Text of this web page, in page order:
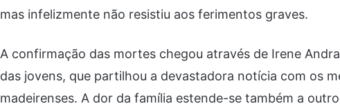
mas infelizmente não resistiu aos ferimentos graves.
A confirmação das mortes chegou através de Irene
das jovens, que partilhou a devastadora notícia com os
madeirenses. A dor da família estende-se também a